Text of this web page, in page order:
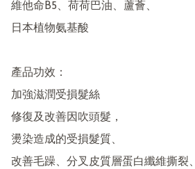
維他命B5、荷荷巴油、蘆薈、
日本植物氨基酸
產品功效：
加強滋潤受損髮絲
修復及改善因吹頭髮，
燙染造成的受損髮質、
改善毛躁、分叉皮質層蛋白纖維撕裂、